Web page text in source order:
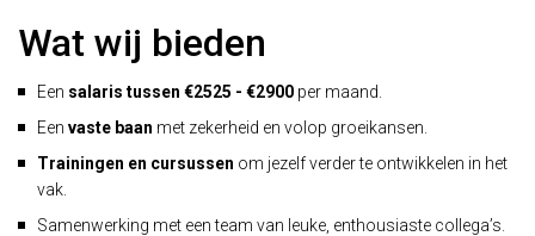
Wat wij bieden
Een salaris tussen €2525 - €2900 per maand.
Een vaste baan met zekerheid en volop groeikansen.
Trainingen en cursussen om jezelf verder te ontwikkelen in het
vak.
Samenwerking met een team van leuke, enthousiaste collega’s.